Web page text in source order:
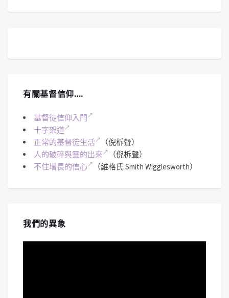
有關基督信仰….
基督徒信仰入門
十字架道
正常的基督徒生活
（倪柝聲）
人的破碎與靈的出來
（倪柝聲）
不住增長的信心
（維格氏 Smith Wigglesworth）
我們的異象